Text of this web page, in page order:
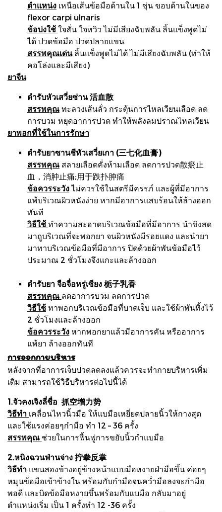
ตำแหน่ง เหนือเส้นข้อมือด้านใน 1 ชุ่น ขอบด้านในของ
flexor carpi ulnaris
ข้อบ่งใช้ ใจสั่น ใจหวิว ไม่มีเสียงฉับพลัน ลิ้นแข็งพูดไม่
ได้ ปวดข้อมือ ปวดปลายแขน
สรรพคุณเด่นลิ้นแข็งพูดไม่ได้ ไม่มีเสียงฉับพลัน (ทำให้
คอโล่งและมีเสียง)
ยาจีน
ตำรับหัวเสวี่ยซ่าน 活血散
สรรพคุณ ทะลวงเส้นลั่ว กระตุ้นการไหลเวียนเลือด ลด
การบวม หยุดอาการปวด ทำให้พลังลมปราณไหลเวียน
ยาพอกที่ใช้ในการรักษา
ตำรับยาซานชีหัวเสวี่ยเกา (三七化血膏)
สรรพคุณ สลายเลือดคั่งห้ามเลือด ลดการปวด散瘀止
血，消肿止痛;用于跌扑肿痛
ข้อควรระวังไม่ควรใช้ในสตรีมีครรภ์ และผู้ที่มีอาการ
แพ้บริเวณผิวหนังง่าย หากมีอาการแสบร้อนให้ล้างออก
ทันที
วิธีใช้ ทำความสะอาดบริเวณข้อมือที่มีอาการ นำขิงสด
มาถูบริเวณที่จะพอกยา จนผิวหนังมีรอยแดง และนำยา
มาทาบริเวณข้อมือที่มีอาการ ปิดด้วยผ้าพันข้อมือไว้
ประมาณ 2 ชั่วโมงจึงแกะและล้างออก
ตำรับยา จือจื่อหรู่เซียง 栀子乳香
สรรพคุณ ลดอาการบวม ลดการปวด
วิธีใช้ ทาพอกบริเวณข้อมือที่บาดเจ็บ และใช้ผ้าพันทิ้งไว้
2 ชั่วโมงและล้างออก
ข้อควรระวัง หากพอกยาแล้วมีอาการคัน หรืออาการ
แพ้ยา ล้างออกทันที
การออกกายบริหาร
หลังจากที่อาการเจ็บปวดลดลงแล้วควรจะทำกายบริหารเพิ่ม
เติม สามารถใช้วิธีบริหารต่อไปนี้ได้
1.จัวคงเจิงลี่ชื่อ 抓空增力势
วิธีทำ เคลื่อนไหวนิ้วมือ ให้แบมือเหยี่ยดปลายนิ้วให้กางสุด
และใช้แรงค่อยๆกำมือ ทำ 12 – 36 ครั้ง
สรรพคุณ ช่วยในการฟื้นฟูการขยับนิ้วกำแบมือ
2.หนิงฉวนฟ่านจ่าง 拧拳反掌
วิธีทำ แขนสองข้างอยู่ข้างหน้าแบบมือหงายฝ่ามือขึ้น ค่อยๆ
หมุนข้อมือเข้าข้างใน พร้อมกับกำมือจนคว่ำมือลงจะกำมือ
พอดี และบิดข้อมือหงายขึ้นพร้อมกับแบมือ กลับมาอยู่
ตำแหน่งเริ่ม เป็น 1 ครั้งทำ 12 -36 ครั้ง